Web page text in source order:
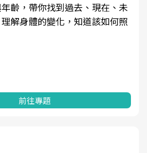
齡，帶你找到過去、現在、未
解身體的變化，知道該如何照
前往專題